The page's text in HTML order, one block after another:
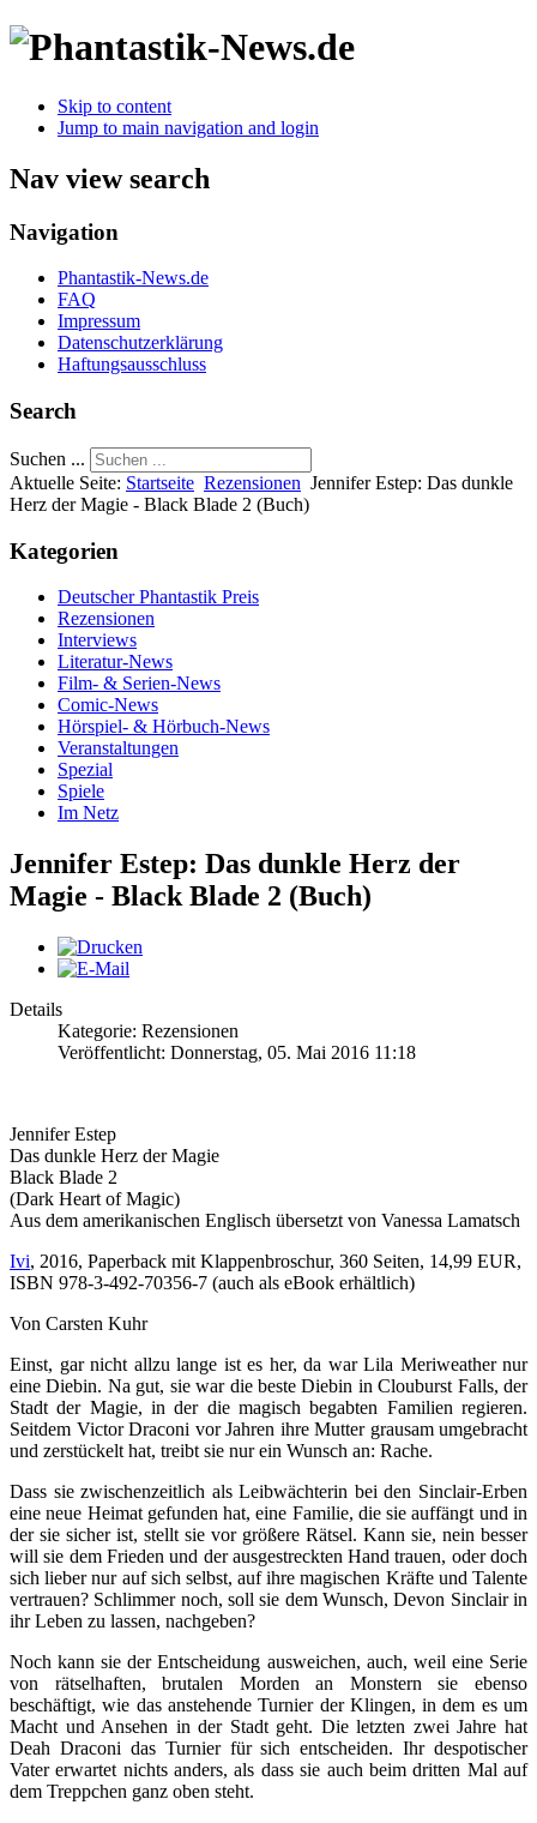
Skip to content
Jump to main navigation and login
Nav view search
Navigation
Phantastik-News.de
FAQ
Impressum
Datenschutzerklärung
Haftungsausschluss
Search
Suchen ...
Aktuelle Seite: Startseite Rezensionen Jennifer Estep: Das dunkle
Herz der Magie - Black Blade 2 (Buch)
Kategorien
Deutscher Phantastik Preis
Rezensionen
Interviews
Literatur-News
Film- & Serien-News
Comic-News
Hörspiel- & Hörbuch-News
Veranstaltungen
Spezial
Spiele
Im Netz
Jennifer Estep: Das dunkle Herz der
Magie - Black Blade 2 (Buch)
Details
Kategorie: Rezensionen
Veröffentlicht: Donnerstag, 05. Mai 2016 11:18
Jennifer Estep
Das dunkle Herz der Magie
Black Blade 2
(Dark Heart of Magic)
Aus dem amerikanischen Englisch übersetzt von Vanessa Lamatsch
Ivi, 2016, Paperback mit Klappenbroschur, 360 Seiten, 14,99 EUR,
ISBN 978-3-492-70356-7 (auch als eBook erhältlich)
Von Carsten Kuhr
Einst, gar nicht allzu lange ist es her, da war Lila Meriweather nur
eine Diebin. Na gut, sie war die beste Diebin in Clouburst Falls, der
Stadt der Magie, in der die magisch begabten Familien regieren.
Seitdem Victor Draconi vor Jahren ihre Mutter grausam umgebracht
und zerstückelt hat, treibt sie nur ein Wunsch an: Rache.
Dass sie zwischenzeitlich als Leibwächterin bei den Sinclair-Erben
eine neue Heimat gefunden hat, eine Familie, die sie auffängt und in
der sie sicher ist, stellt sie vor größere Rätsel. Kann sie, nein besser
will sie dem Frieden und der ausgestreckten Hand trauen, oder doch
sich lieber nur auf sich selbst, auf ihre magischen Kräfte und Talente
vertrauen? Schlimmer noch, soll sie dem Wunsch, Devon Sinclair in
ihr Leben zu lassen, nachgeben?
Noch kann sie der Entscheidung ausweichen, auch, weil eine Serie
von rätselhaften, brutalen Morden an Monstern sie ebenso
beschäftigt, wie das anstehende Turnier der Klingen, in dem es um
Macht und Ansehen in der Stadt geht. Die letzten zwei Jahre hat
Deah Draconi das Turnier für sich entscheiden. Ihr despotischer
Vater erwartet nichts anders, als dass sie auch beim dritten Mal auf
dem Treppchen ganz oben steht.